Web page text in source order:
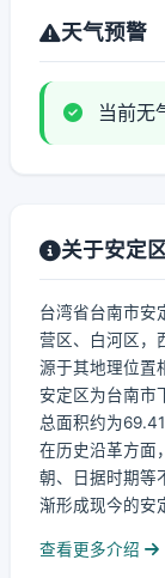
天气预警
当前无
关于安定
台湾省台南市安
营区、白河区，
源于其地理位置
安定区为台南市
总面积约为
在历史沿革方面
朝、日据时期等
渐形成现今的安
查看更多介绍